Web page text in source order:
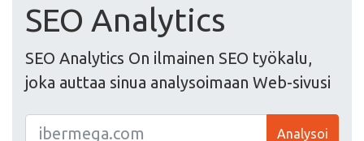
SEO Analytics
SEO Analytics On ilmainen SEO työkalu,
joka auttaa sinua analysoimaan Web-sivusi
Analysoi